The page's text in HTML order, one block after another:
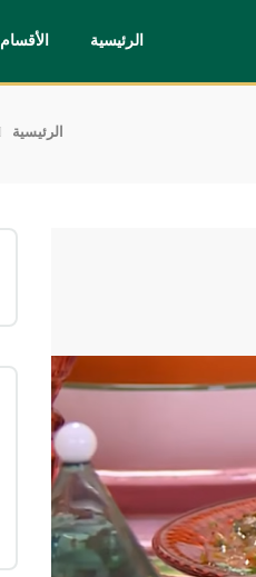
الرئيسية الأقسام
الرئيسية